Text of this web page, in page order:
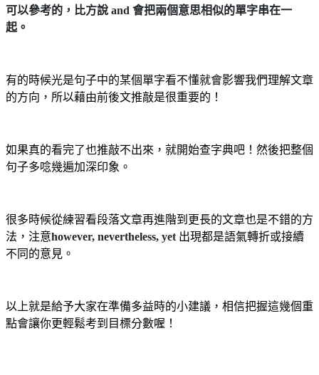
可以參考的，比方說 and 會把兩個意思相似的單字串在一
起。
有的時候光是句子中的某個單字看不懂就會影響我們理解文章
的方向，所以藉由前後文推敲是很重要的！
如果真的看完了也推敲不出來，就開始查字典吧！然後把整個
句子多唸幾遍加深印象。
很多時候從練習看段落文章再進階到更長的文章也是不錯的方
法，注意however, nevertheless, yet 出現都是語氣轉折或接續
不同的意見。
以上就是給予大家在準備多益時的小建議，相信把握這幾個重
點會讓你更輕鬆考到目標分數喔！